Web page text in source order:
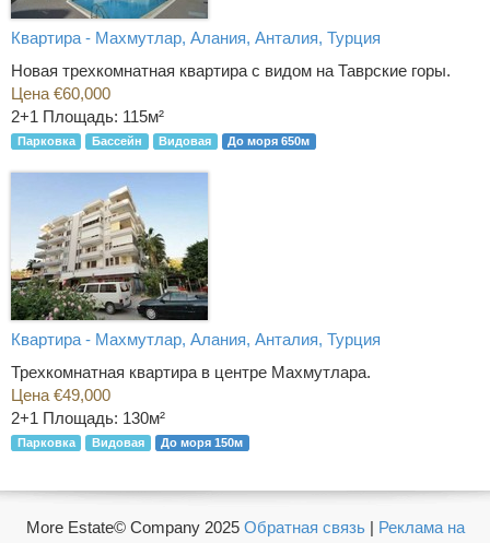
Квартира - Махмутлар, Алания, Анталия, Турция
Новая трехкомнатная квартира с видом на Таврские горы.
Цена €60,000
2+1 Площадь: 115м²
Парковка Бассейн Видовая До моря 650м
Квартира - Махмутлар, Алания, Анталия, Турция
Трехкомнатная квартира в центре Махмутлара.
Цена €49,000
2+1 Площадь: 130м²
Парковка Видовая До моря 150м
More Estate© Company 2025 Обратная связь| Реклама на